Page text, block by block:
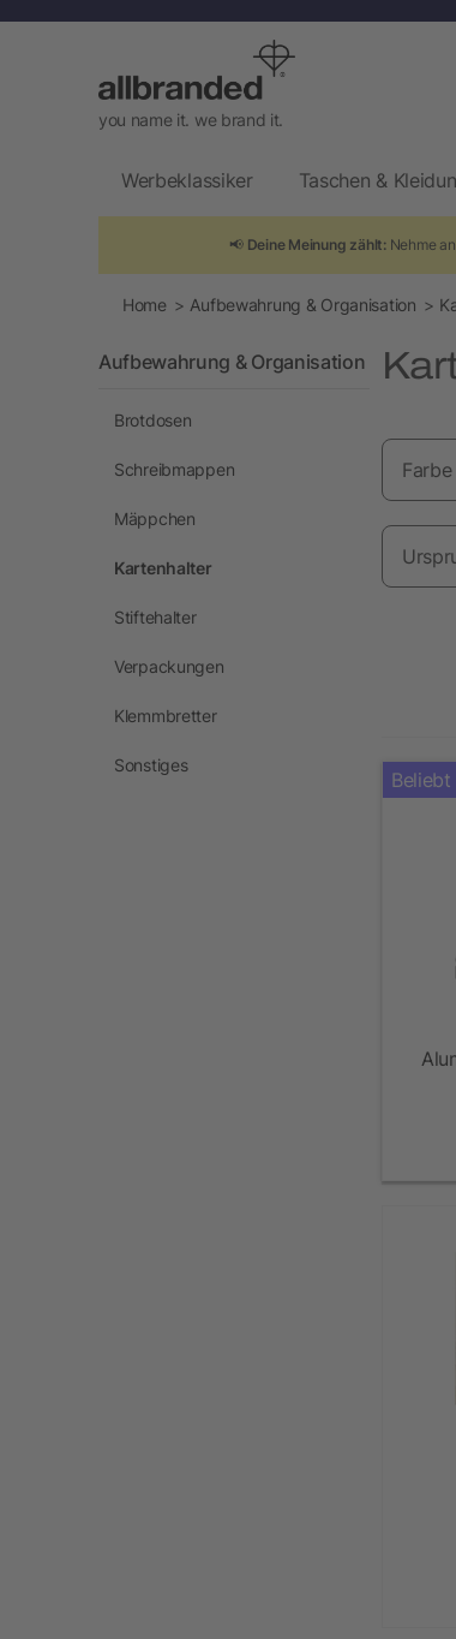
you name it. we brand it.
Werbeklassiker Taschen &
📢 Deine Meinung zählt:Nehme
Home Aufbewahrung & Organisation
Farbe
Beliebt
Aufbewahrung & Organisation
Brotdosen
Schreibmappen
Mäppchen
Kartenhalter
Stiftehalter
Verpackungen
Klemmbretter
Sonstiges